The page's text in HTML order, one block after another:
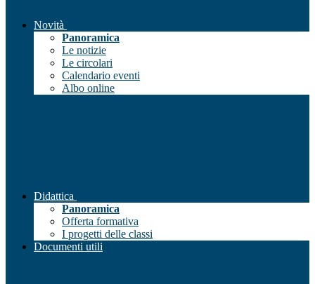
Novità
Panoramica
Le notizie
Le circolari
Calendario eventi
Albo online
Didattica
Panoramica
Offerta formativa
I progetti delle classi
Documenti utili